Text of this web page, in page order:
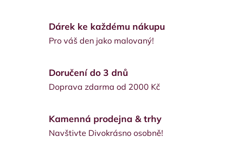
Dárek ke každému nákupu
Pro váš den jako malovaný!
Doručení do 3 dnů
Doprava zdarma od 2000 Kč
Kamenná prodejna & trhy
Navštivte Divokrásno osobně!